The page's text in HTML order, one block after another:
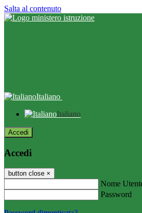
Salta al contenuto
Italiano
Italiano
Accedi
Accedi
button close ×
Nome
Password